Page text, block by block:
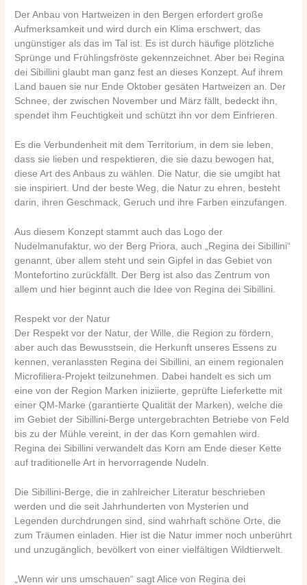
Der Anbau von Hartweizen in den Bergen erfordert große
Aufmerksamkeit und wird durch ein Klima erschwert, das
ungünstiger als das im Tal ist. Es ist durch häufige plötzliche
Sprünge und Frühlingsfröste gekennzeichnet. Aber bei Regina
dei Sibillini glaubt man ganz fest an dieses Konzept. Auf ihrem
Land bauen sie nur Ende Oktober gesäten Hartweizen an. Der
Schnee, der zwischen November und März fällt, bedeckt ihn,
spendet ihm Feuchtigkeit und schützt ihn vor dem Einfrieren.
Es die Verbundenheit mit dem Territorium, in dem sie leben,
dass sie lieben und respektieren, die sie dazu bewogen hat,
diese Art des Anbaus zu wählen. Die Natur, die sie umgibt hat
sie inspiriert. Und der beste Weg, die Natur zu ehren, besteht
darin, ihren Geschmack, Geruch und ihre Farben einzufangen.
Aus diesem Konzept stammt auch das Logo der
Nudelmanufaktur, wo der Berg Priora, auch „Regina dei Sibillini“
genannt, über allem steht und sein Gipfel in das Gebiet von
Montefortino zurückfällt. Der Berg ist also das Zentrum von
allem und hier beginnt auch die Idee von Regina dei Sibillini.
Respekt vor der Natur
Der Respekt vor der Natur, der Wille, die Region zu fördern,
aber auch das Bewusstsein, die Herkunft unseres Essens zu
kennen, veranlassten Regina dei Sibillini, an einem regionalen
Microfiliera-Projekt teilzunehmen. Dabei handelt es sich um
eine von der Region Marken iniziierte, geprüfte Lieferkette mit
einer QM-Marke (garantierte Qualität der Marken), welche die
im Gebiet der Sibillini-Berge untergebrachten Betriebe von Feld
bis zu der Mühle vereint, in der das Korn gemahlen wird.
Regina dei Sibillini verwandelt das Korn am Ende dieser Kette
auf traditionelle Art in hervorragende Nudeln.
Die Sibillini-Berge, die in zahlreicher Literatur beschrieben
werden und die seit Jahrhunderten von Mysterien und
Legenden durchdrungen sind, sind wahrhaft schöne Orte, die
zum Träumen einladen. Hier ist die Natur immer noch unberührt
und unzugänglich, bevölkert von einer vielfältigen Wildtierwelt.
„Wenn wir uns umschauen“ sagt Alice von Regina dei